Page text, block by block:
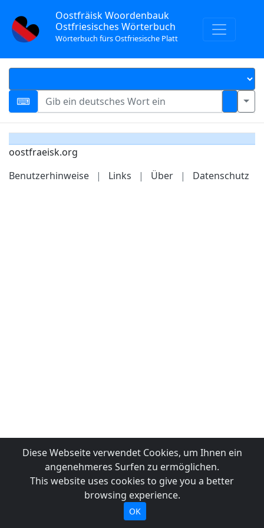
Oostfräisk Woordenbauk
Ostfriesisches Wörterbuch
Wörterbuch fürs Ostfriesische Platt
oostfraeisk.org
Benutzerhinweise
| Links | Über | Datenschutz
Diese Webseite verwendet Cookies, um Ihnen ein
angenehmeres Surfen zu ermöglichen.
This website uses cookies to give you a better
browsing experience.
OK